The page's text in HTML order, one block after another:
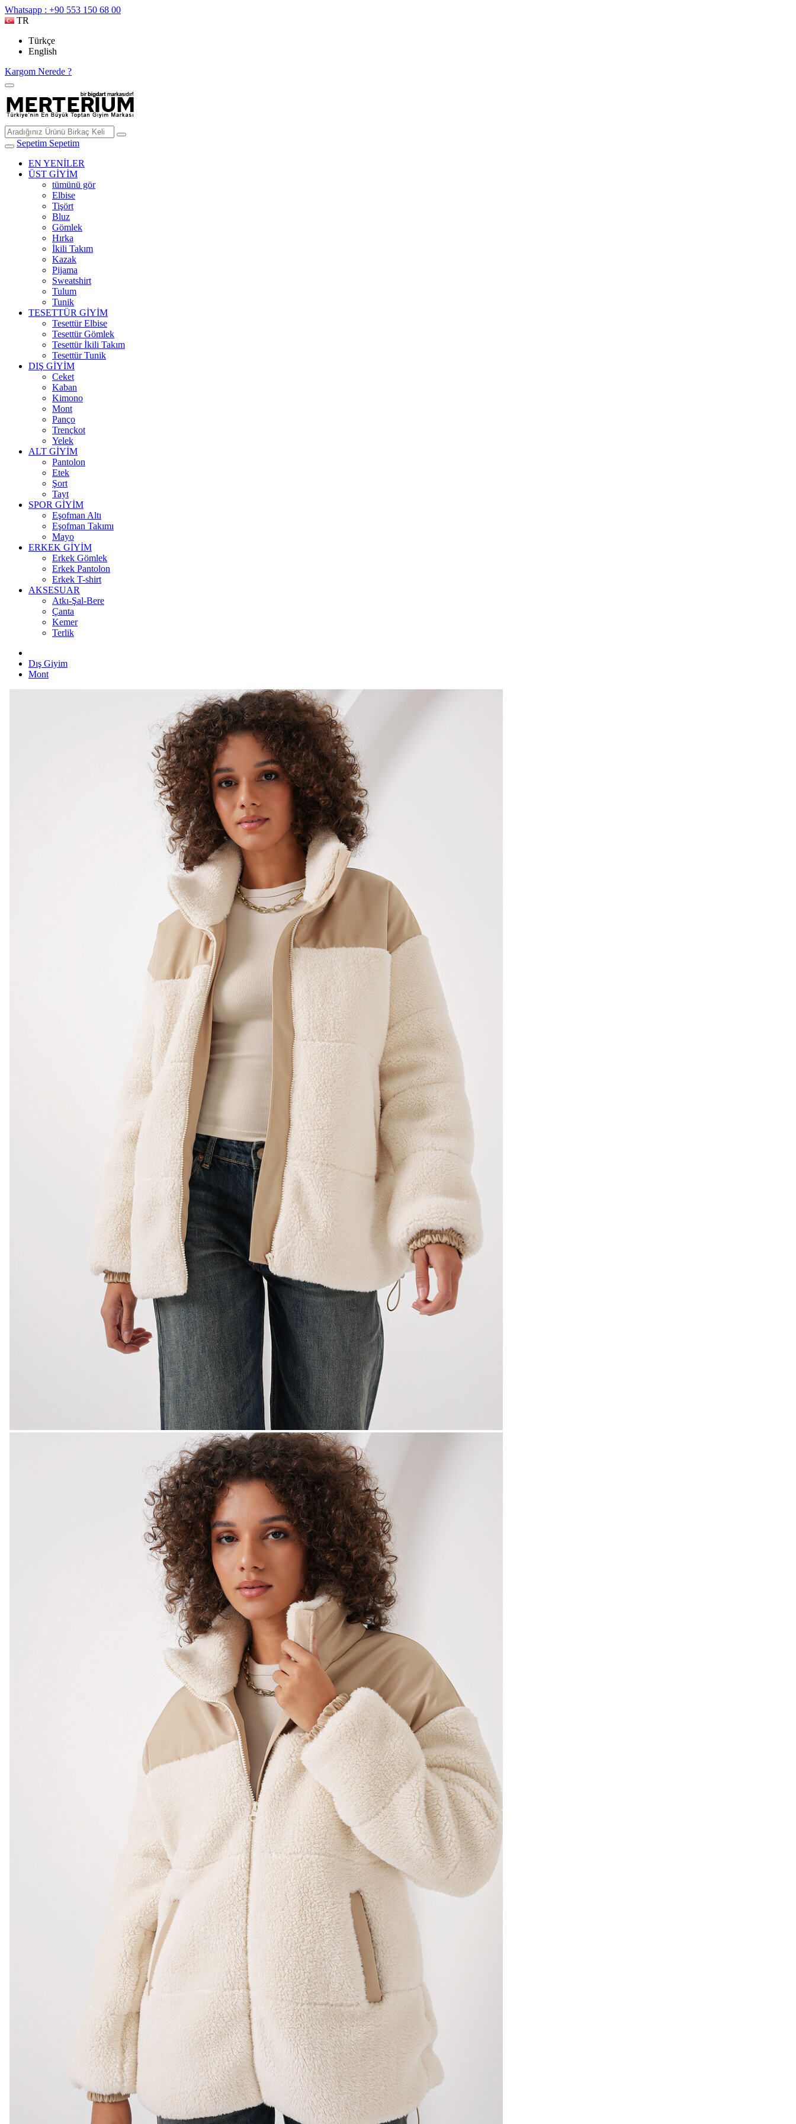
Whatsapp : +90 553 150 68 00
TR
Türkçe
English
Kargom Nerede ?
Sepetim Sepetim
EN YENİLER
ÜST GİYİM
tümünü gör
Elbise
Tişört
Bluz
Gömlek
Hırka
İkili Takım
Kazak
Pijama
Sweatshirt
Tulum
Tunik
TESETTÜR GİYİM
Tesettür Elbise
Tesettür Gömlek
Tesettür İkili Takım
Tesettür Tunik
DIŞ GİYİM
Ceket
Kaban
Kimono
Mont
Panço
Trençkot
Yelek
ALT GİYİM
Pantolon
Etek
Şort
Tayt
SPOR GİYİM
Eşofman Altı
Eşofman Takımı
Mayo
ERKEK GİYİM
Erkek Gömlek
Erkek Pantolon
Erkek T-shirt
AKSESUAR
Atkı-Şal-Bere
Çanta
Kemer
Terlik
Dış Giyim
Mont